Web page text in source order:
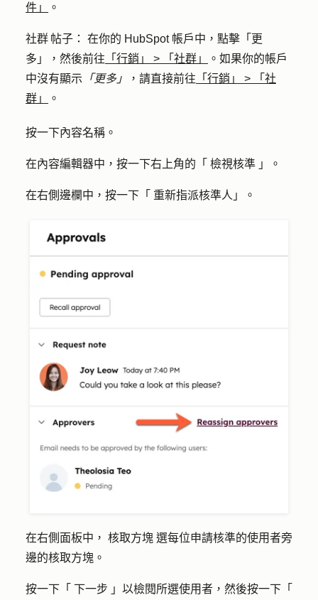
件」
。
社群 帖子 ： 在你的 HubSpot 帳戶中，點擊 「更
多」
，然後前往 「行銷」 > 「社群」
。如果你的帳戶
中沒有顯示 「更多」 ，請直接前往 「行銷」 >
「社
群」
。
按一下內容名稱 。
在內容編輯器中，按一下右上角的「 檢視核準 」。
在右側邊欄中，按一下「 重新指派核準人 」。
在右側面板中， 核取方塊 選每位申請核準的使用者旁
邊的核取方塊。
按一下「 下一步 」以檢閱所選使用者，然後按一下「